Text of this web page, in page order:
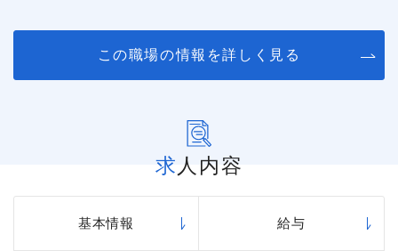
この職場の情報を詳しく見る
求人内容
基本情報 給与